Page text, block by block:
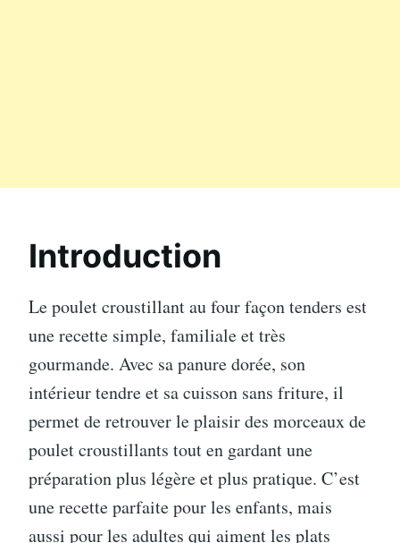
Introduction
Le poulet croustillant au four façon tenders est
une recette simple, familiale et très
gourmande. Avec sa panure dorée, son
intérieur tendre et sa cuisson sans friture, il
permet de retrouver le plaisir des morceaux de
poulet croustillants tout en gardant une
préparation plus légère et plus pratique. C’est
une recette parfaite pour les enfants, mais
aussi pour les adultes qui aiment les plats